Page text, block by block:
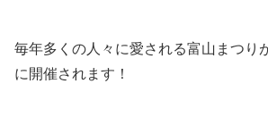
毎年多くの人々に愛される富山まつり
に開催されます！